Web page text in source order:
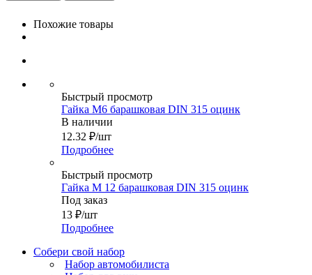
Похожие товары
Быстрый просмотр
Гайка М6 барашковая DIN 315 оцинк
В наличии
12.32 ₽/шт
Подробнее
Быстрый просмотр
Гайка М 12 барашковая DIN 315 оцинк
Под заказ
13 ₽/шт
Подробнее
Собери свой набор
Набор автомобилиста